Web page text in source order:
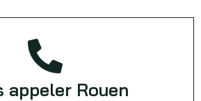
appeler Rouen